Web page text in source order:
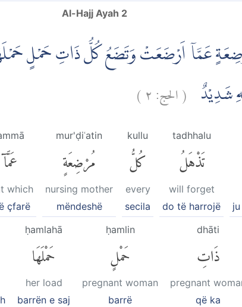
Al-Hajj Ayah 2
عَمَّآ اَرْضَعَتْ وَتَضَعُ كُلُّ ذَاتِ حَمْلٍ
شَدِيْدٌ (الحج:٢)
tadhhalu
تَذْهَلُ
will forget
do të harrojë
kullu
كُلُّ
every
secila
mur'ḍiʿatin
مُرْضِعَةٍ
nursing mother
mëndeshë
عَمَّآ
which
çfarë
dhāti
ذَاتِ
pregnant
që ka
ḥamlin
حَمْلٍ
pregnant woman
barrë
ḥamlahā
حَمْلَهَا
her load
barrën e saj